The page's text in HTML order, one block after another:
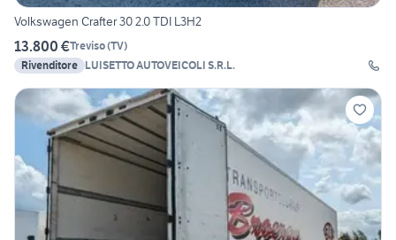
Volkswagen Crafter 30 2.0 TDI L3H2
13.800 €Treviso(TV)
Rivenditore LUISETTO AUTOVEICOLI S.R.L.